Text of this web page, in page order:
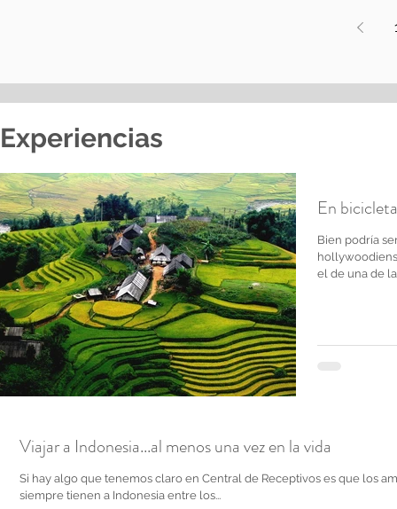
En
Bien podría
el de una de
Viajar a Indonesia...al menos una vez en la vida
Si hay algo que tenemos claro en Central de Receptivos es que los
siempre tienen a Indonesia entre los...
Experiencias